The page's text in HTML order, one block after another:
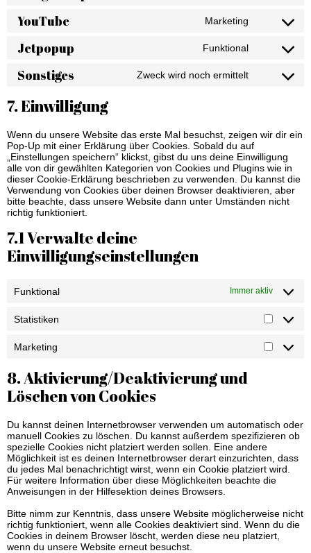
YouTube
Marketing
Jetpopup Funktional
Sonstiges Zweck wird noch ermittelt
7. Einwilligung
Wenn du unsere Website das erste Mal besuchst, zeigen wir dir ein
Pop-Up mit einer Erklärung über Cookies. Sobald du auf
„Einstellungen speichern“ klickst, gibst du uns deine Einwilligung
alle von dir gewählten Kategorien von Cookies und Plugins wie in
dieser Cookie-Erklärung beschrieben zu verwenden. Du kannst die
Verwendung von Cookies über deinen Browser deaktivieren, aber
bitte beachte, dass unsere Website dann unter Umständen nicht
richtig funktioniert.
7.1 Verwalte deine
Einwilligungseinstellungen
Funktional Immer aktiv
Statistiken
Marketing
8. Aktivierung/Deaktivierung und
Löschen von Cookies
Du kannst deinen Internetbrowser verwenden um automatisch oder
manuell Cookies zu löschen. Du kannst außerdem spezifizieren ob
spezielle Cookies nicht platziert werden sollen. Eine andere
Möglichkeit ist es deinen Internetbrowser derart einzurichten, dass
du jedes Mal benachrichtigt wirst, wenn ein Cookie platziert wird.
Für weitere Information über diese Möglichkeiten beachte die
Anweisungen in der Hilfesektion deines Browsers.
Bitte nimm zur Kenntnis, dass unsere Website möglicherweise nicht
richtig funktioniert, wenn alle Cookies deaktiviert sind. Wenn du die
Cookies in deinem Browser löscht, werden diese neu platziert,
wenn du unsere Website erneut besuchst.